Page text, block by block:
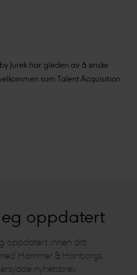
Jurek har gleden av å ønske
som Talent Acquisition
oppdatert
oppdatert innen ditt
Hammer & Hanborgs
nyhetsbrev.